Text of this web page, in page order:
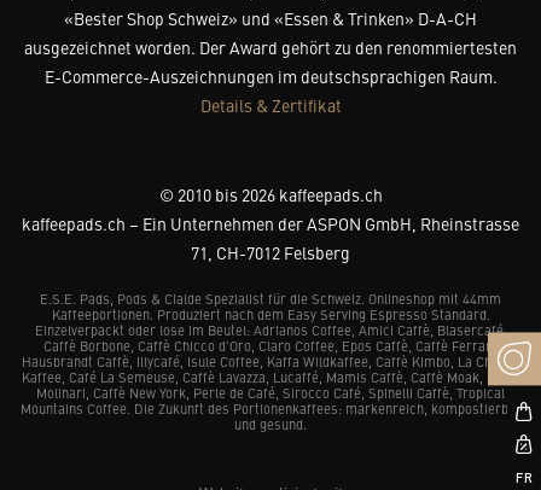
«Bester Shop Schweiz» und «Essen & Trinken» D-A-CH
ausgezeichnet worden. Der Award gehört zu den renommiertesten
E-Commerce-Auszeichnungen im deutschsprachigen Raum.
Details & Zertifikat
© 2010 bis 2026 kaffeepads.ch
kaffeepads.ch – Ein Unternehmen der ASPON GmbH, Rheinstrasse
71, CH-7012 Felsberg
E.S.E. Pads, Pods & Cialde Spezialist für die Schweiz. Onlineshop mit 44mm
Kaffeeportionen. Produziert nach dem Easy Serving Espresso Standard.
Einzelverpackt oder lose im Beutel: Adrianos Coffee, Amici Caffè, Blasercafé,
Caffè Borbone, Caffè Chicco d’Oro, Claro Coffee, Epos Caffè, Caffè Ferrari,
Hausbrandt Caffè, Illycafé, Isule Coffee, Kaffa Wildkaffee, Caffè Kimbo, La Chacra
Kaffee, Café La Semeuse, Caffè Lavazza, Lucaffé, Mamis Caffè, Caffè Moak, Caffè
Molinari, Caffè New York, Perle de Café, Sirocco Café, Spinelli Caffè, Tropical
Mountains Coffee. Die Zukunft des Portionenkaffees: markenreich, kompostierbar
und gesund.